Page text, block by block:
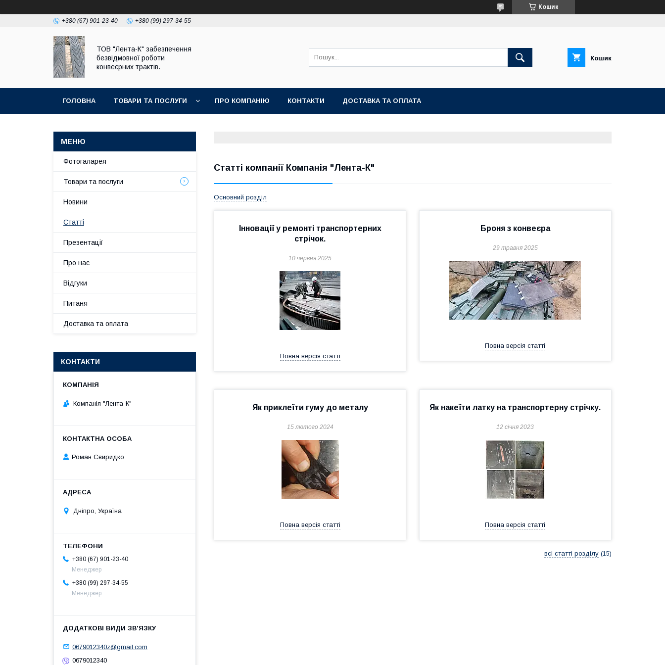
Кошик
+380 (67) 901-23-40 +380 (99) 297-34-55
ТОВ "Лента-К" забезпечення
безвідмовної роботи
конвеєрних трактів.
Кошик
ГОЛОВНА ТОВАРИ ТА ПОСЛУГИ ПРО КОМПАНІЮ КОНТАКТИ ДОСТАВКА ТА ОПЛАТА
Статті компанії Компанія "Лента-К"
Основний розділ
Інновації у ремонті транспортерних
стрічок.
10 червня 2025
Повна версія статті
Броня з конвеєра
29 травня 2025
Повна версія статті
Як приклеїти гуму до металу
15 лютого 2024
Повна версія статті
Як накеїти латку на транспортерну стрічку.
12 січня 2023
Повна версія статті
всі статті розділу 15
Фотогаларея
Товари та послуги
Новини
Статті
Презентації
Про нас
Відгуки
Питаня
Доставка та оплата
КОНТАКТИ
Компанія "Лента-К"
Роман Свиридко
Дніпро, Україна
+380 (67) 901-23-40
Менеджер
+380 (99) 297-34-55
Менеджер
0679012340z@gmail.com
0679012340